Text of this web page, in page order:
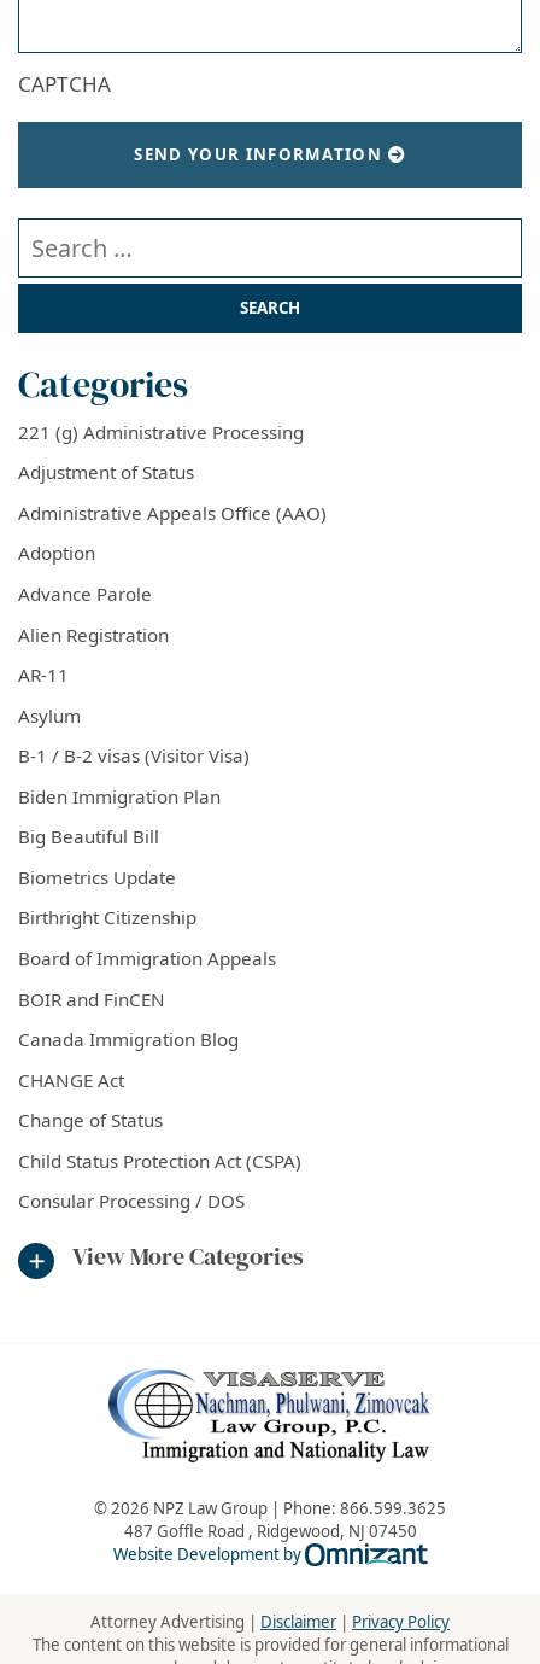
CAPTCHA
SEND YOUR INFORMATION
Search our website
Categories
221 (g) Administrative Processing
Adjustment of Status
Administrative Appeals Office (AAO)
Adoption
Advance Parole
Alien Registration
AR-11
Asylum
B-1 / B-2 visas (Visitor Visa)
Biden Immigration Plan
Big Beautiful Bill
Biometrics Update
Birthright Citizenship
Board of Immigration Appeals
BOIR and FinCEN
Canada Immigration Blog
CHANGE Act
Change of Status
Child Status Protection Act (CSPA)
Consular Processing / DOS
View More Categories
© 2026 NPZ Law Group | Phone: 866.599.3625
487 Goffle Road , Ridgewood, NJ 07450
Website Development by
Omnizant -
Attorney Advertising | Disclaimer| Privacy Policy
The content on this website is provided for general informational